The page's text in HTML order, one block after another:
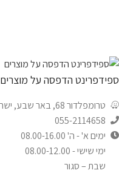
ספידפרינט הדפסה על מוצרים
טרומפלדור 68, באר שבע, ישראל
055-2114658
ימים א' - ה' 08.00-16.00
ימי שישי - 08.00-12.00
שבת – סגור